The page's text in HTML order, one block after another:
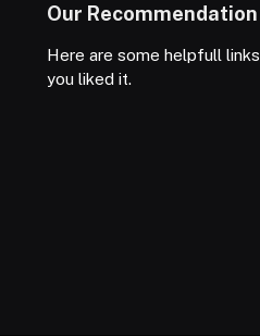
Our Recommendation
Here are some helpfull
you liked it.